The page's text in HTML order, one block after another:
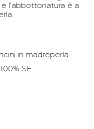
l’abbottonatura è a
in madreperla
SE